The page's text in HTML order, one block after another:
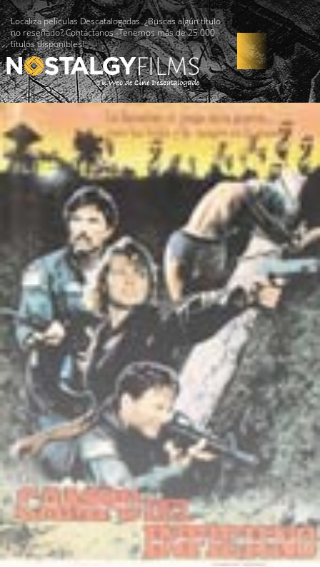
Localiza películas Descatalogadas. ¿Buscas algún título
no reseñado? Contáctanos -Tenemos más de 25.000
títulos disponibles!